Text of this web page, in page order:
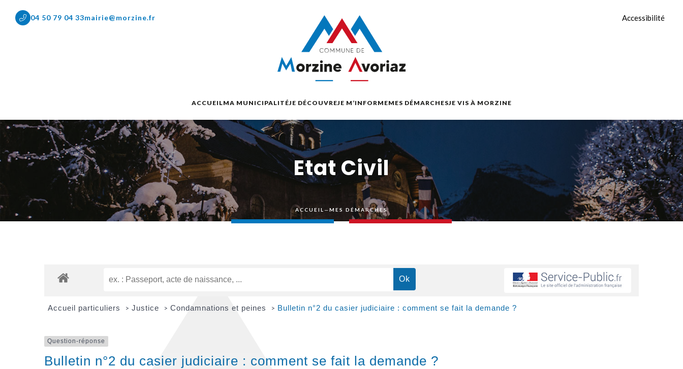
04 50 79 04 33mairie@morzine.fr Accessibilité
ACCUEILMA MUNICIPALITÉJE DÉCOUVREJE M’INFORMEMES DÉMARCHESJE VIS À MORZINE
Etat Civil
ACCUEIL —MES DÉMARCHES
Accueil particuliers > Justice > Condamnations et peines > Bulletin n°2 du casier judiciaire : comment se fait la demande ?
Question-réponse
Bulletin n°2 du casier judiciaire : comment se fait la demande ?